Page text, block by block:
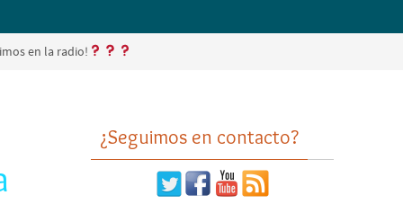
en la radio!
¿Seguimos en contacto?